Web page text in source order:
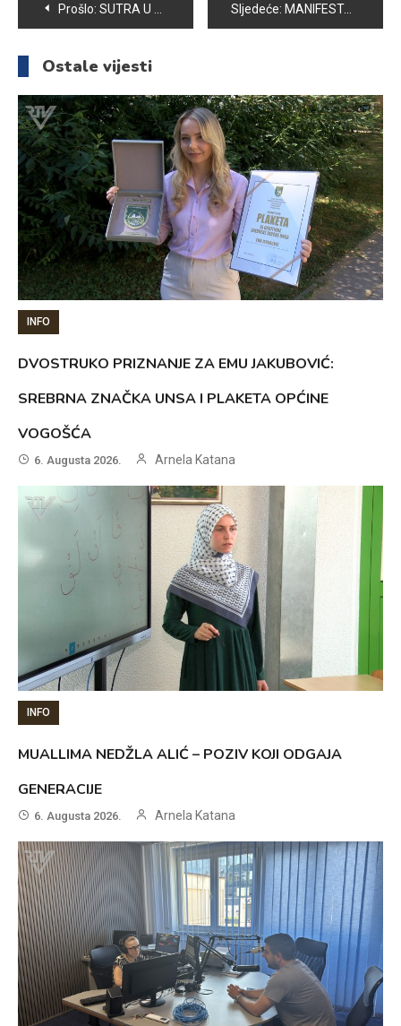
članaka
Prošlo: SUTRA U VOGOŠĆI OBILJEŽAVANJE MANIFESTACIJE “SJEĆANJE NA SREBRENICU” Sljedeće: MANIFESTACIJA „SJEĆANJE NA SREBRENICU“ DOSTOJANSTVENO ODRŽANA U VOGOŠĆI
Ostale vijesti
INFO
DVOSTRUKO PRIZNANJE ZA EMU JAKUBOVIĆ:
SREBRNA ZNAČKA UNSA I PLAKETA OPĆINE
VOGOŠĆA
6. Augusta 2026. Arnela Katana
INFO
MUALLIMA NEDŽLA ALIĆ – POZIV KOJI ODGAJA
GENERACIJE
6. Augusta 2026. Arnela Katana